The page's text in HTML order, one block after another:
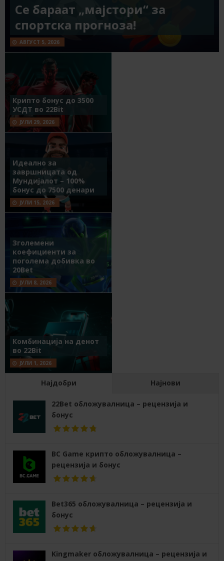
Се бараат „мајстори“ за
спортска прогноза!
АВГУСТ 5, 2026
Крипто бонус до 3500
УСДТ во 22Bit
ЈУЛИ 29, 2026
Идеално за
завршницата од
Мундијалот – 100%
бонус до 7500 денари
ЈУЛИ 15, 2026
Зголемени
коефициенти за
поголема добивка во
20Bet
ЈУЛИ 8, 2026
Комбинација на денот
во 22Bit
ЈУЛИ 1, 2026
Најдобри Најнови
22Bet обложувалница – рецензија и
бонус
BC Game крипто обложувалница –
рецензија и бонус
Bet365 обложувалница – рецензија и
бонус
Kingmaker обложувалница – рецензија и